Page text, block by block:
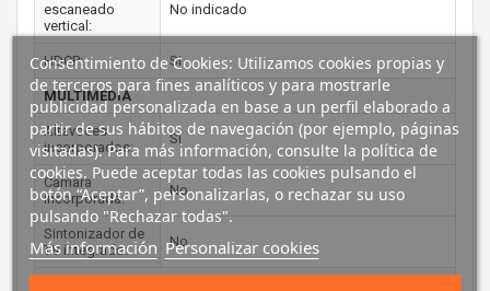
escaneado
vertical:
No indicado
HDCP: Si
MULTIMEDIA
Altavoces
incorporados:
Si
Cámara
incorporada:
No
Sintonizador de
TV integrado:
No
Consentimiento de Cookies: Utilizamos cookies propias y
de terceros para fines analíticos y para mostrarle
publicidad personalizada en base a un perfil elaborado a
partir de sus hábitos de navegación (por ejemplo, páginas
visitadas). Para más información, consulte la política de
cookies. Puede aceptar todas las cookies pulsando el
botón “Aceptar”, personalizarlas, o rechazar su uso
pulsando "Rechazar todas".
Más información Personalizar cookies